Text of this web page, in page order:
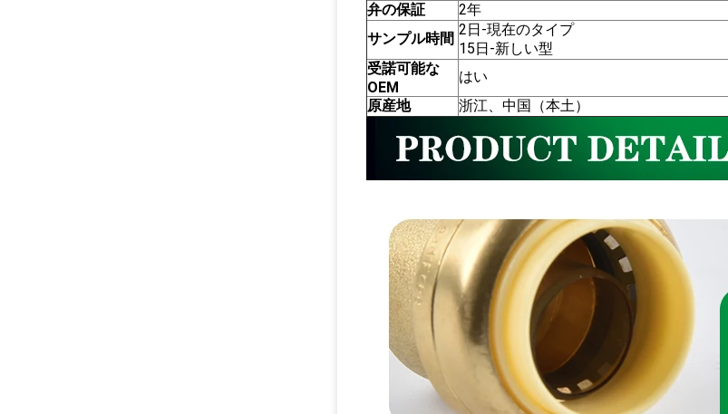
弁の保証
2年
サンプル時間
2日-現在のタイプ
15日-新しい型
受諾可能な
OEM
はい
原産地
浙江、中国（本土）